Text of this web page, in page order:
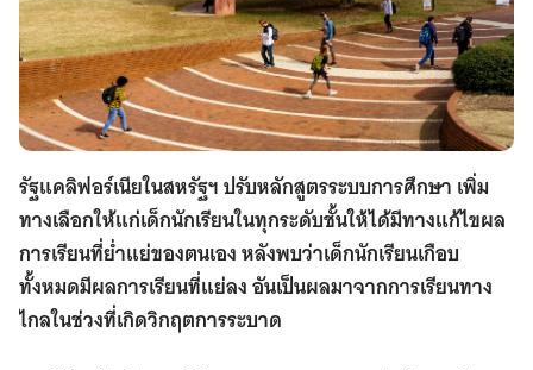
รัฐแคลิฟอร์เนียในสหรัฐฯ ปรับหลักสูตรระบบการศึกษา เพิ่ม
ทางเลือกให้แก่เด็กนักเรียนในทุกระดับชั้นให้ได้มีทางแก้ไขผล
การเรียนที่ย่ำแย่ของตนเอง หลังพบว่าเด็กนักเรียนเกือบ
ทั้งหมดมีผลการเรียนที่แย่ลง อันเป็นผลมาจากการเรียนทาง
ไกลในช่วงที่เกิดวิกฤตการระบาด